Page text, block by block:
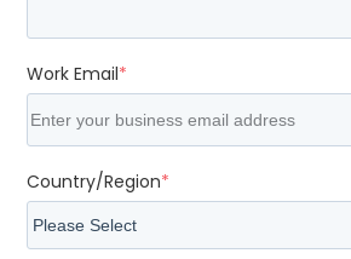
Work Email*
Country/Region*